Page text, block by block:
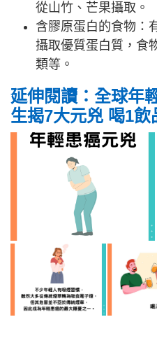
從山竹、芒果攝取。
含膠原蛋白的食物：
攝取優質蛋白質，食
類等。
延伸閱讀： 全球年
生揭7大元兇 喝1飲